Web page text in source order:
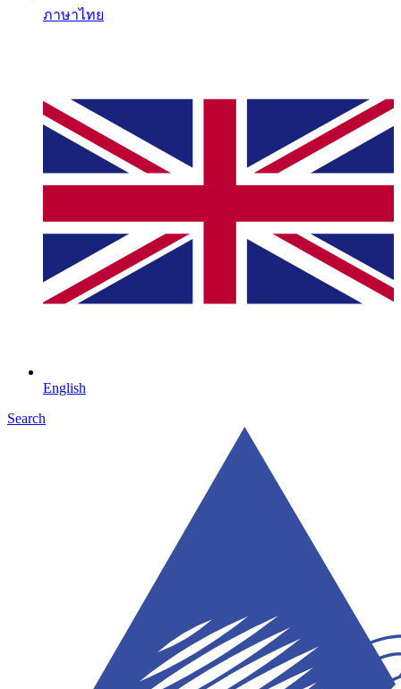
ภาษาไทย
English
Search